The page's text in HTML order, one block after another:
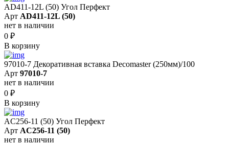
AD411-12L (50) Угол Перфект
Арт AD411-12L (50)
нет в наличии
0 ₽
В корзину
97010-7 Декоративная вставка Decomaster (250мм)/100
Арт 97010-7
нет в наличии
0 ₽
В корзину
AC256-11 (50) Угол Перфект
Арт AC256-11 (50)
нет в наличии